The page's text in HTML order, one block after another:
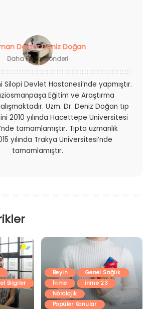
Doktor Deniz Doğan
Daha Fazla Gönderi
Devlet Hastanesi’nde yapmıştır.
Eğitim ve Araştırma
Uzm. Dr. Deniz Doğan tıp
2010 yılında Hacettepe Üniversitesi
tamamlamıştır. Tıpta uzmanlık
yılında Trakya Üniversitesi’nde
tamamlamıştır.
Bilgiler
Beyin
Genel Sağlık
İnme
inme 23
Nörolojik
Popüler Konular